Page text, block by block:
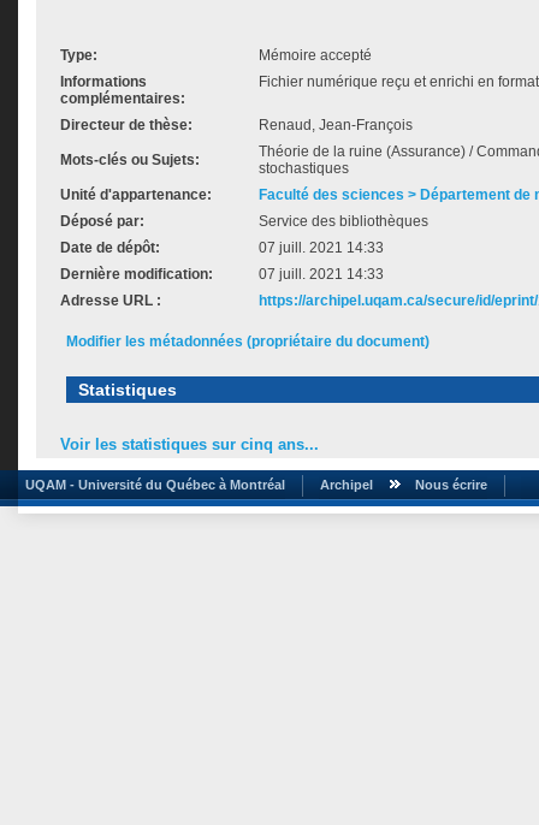
Type:
Mémoire accepté
Informations
complémentaires:
Fichier numérique reçu et enrichi en
Directeur de thèse: Renaud, Jean-François
Mots-clés ou Sujets:
Théorie de la ruine (Assurance) /
stochastiques
Unité d'appartenance:
Faculté des sciences > Département de
Déposé par:
Service des bibliothèques
Date de dépôt:
07 juill. 2021 14:33
Dernière modification:
07 juill. 2021 14:33
Adresse URL :
https://archipel.uqam.ca/secure/id/
Modifier les métadonnées (propriétaire du document)
Statistiques
Voir les statistiques sur cinq ans...
UQAM - Université du Québec à Montréal Archipel Nous écrire